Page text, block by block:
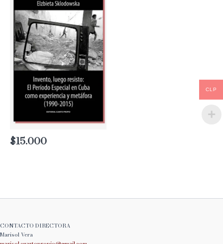
$15.000
CONTACTO DIRECTORA
Marisol Vera
CLP